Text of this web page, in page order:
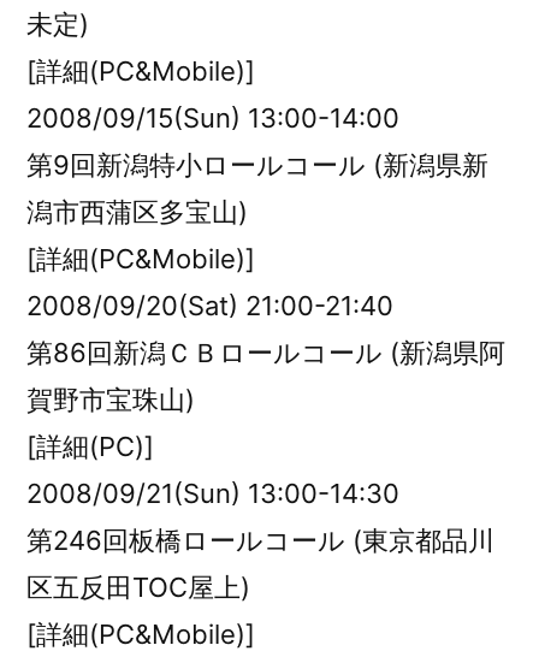
未定)
[詳細(PC&Mobile)]
2008/09/15(Sun) 13:00-14:00
第9回新潟特小ロールコール (新潟県新
潟市西蒲区多宝山)
[詳細(PC&Mobile)]
2008/09/20(Sat) 21:00-21:40
第86回新潟ＣＢロールコール (新潟県阿
賀野市宝珠山)
[詳細(PC)]
2008/09/21(Sun) 13:00-14:30
第246回板橋ロールコール (東京都品川
区五反田TOC屋上)
[詳細(PC&Mobile)]